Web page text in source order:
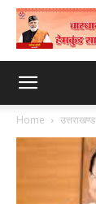
Home उत्तराखण्ड